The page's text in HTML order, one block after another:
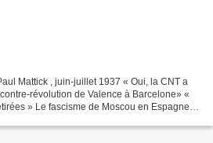
Mattick , juin-juillet 1937 « Oui, la CNT a
révolution de Valence à Barcelone» «
» Le fascisme de Moscou en Espagne *